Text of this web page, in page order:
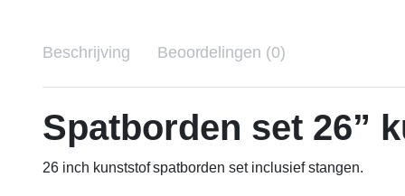
Beschrijving Beoordelingen (0)
Spatborden set 26”
26 inch kunststof spatborden set inclusief stangen.